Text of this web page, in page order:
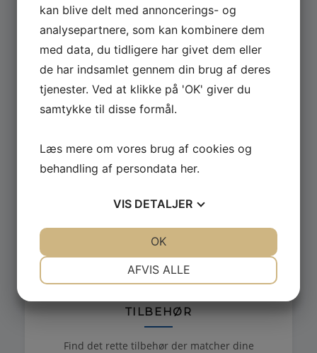
Se hele udvalget af Güde og Rotwerk maskiner
til professionelt brug.
GÅ TIL MASKINER ›
TILBEHØR
Find det rette tilbehør der matcher dine
kan blive delt med annoncerings- og
analysepartnere, som kan kombinere dem
med data, du tidligere har givet dem eller
de har indsamlet gennem din brug af deres
tjenester. Ved at klikke på 'OK' giver du
samtykke til disse formål.
Læs mere om vores brug af cookies og
behandling af persondata her.
VIS DETALJER
NØDVENDIGE PRÆFERENCER
MARKETING
AFVIS ALLE
OK